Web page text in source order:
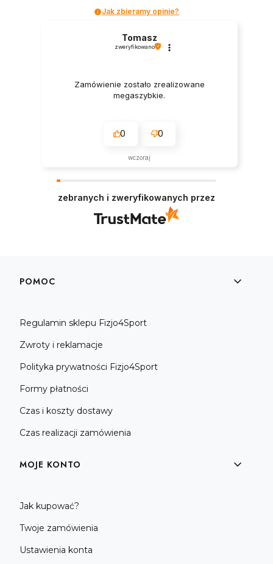
Jak zbieramy opinie?
Tomasz
zweryfikowano
Zamówienie zostało zrealizowane
megaszybkie.
0 0
wczoraj
zebranych i zweryfikowanych przez
Linki w stopce
POMOC
Regulamin sklepu Fizjo4Sport
Zwroty i reklamacje
Polityka prywatności Fizjo4Sport
Formy płatności
Czas i koszty dostawy
Czas realizacji zamówienia
MOJE KONTO
Jak kupować?
Twoje zamówienia
Ustawienia konta